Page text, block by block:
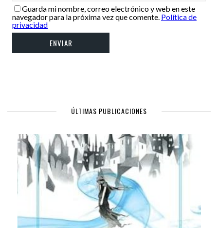
Guarda mi nombre, correo electrónico y web en este
navegador para la próxima vez que comente. Política de
privacidad
ÚLTIMAS PUBLICACIONES